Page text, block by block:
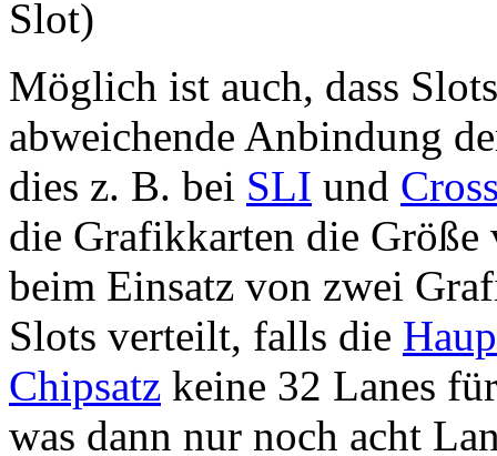
Slot)
Möglich ist auch, dass
abweichende Anbindung
dies z. B. bei SLI und
die Grafikkarten die Größe
beim Einsatz von zwei
Slots verteilt, falls die
Chipsatz keine 32 Lanes
was dann nur noch acht